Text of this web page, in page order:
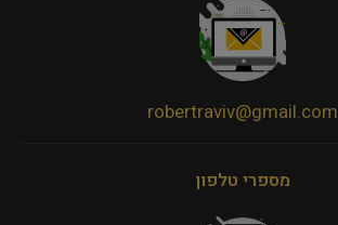
robertraviv@gmail.com
מספרי טלפון